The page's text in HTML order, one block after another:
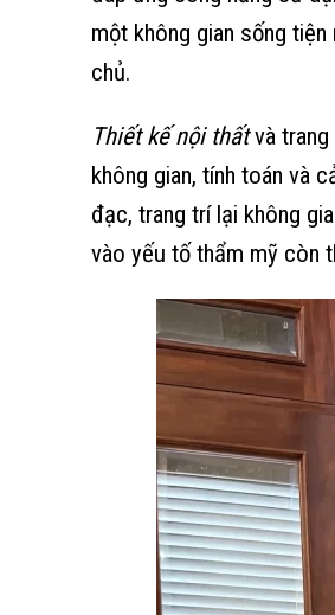
một không gian sống
chủ.
Thiết kế nội thấtvà trang
không gian, tính toán và
đạc, trang trí lại không
vào yếu tố thẩm mỹ còn